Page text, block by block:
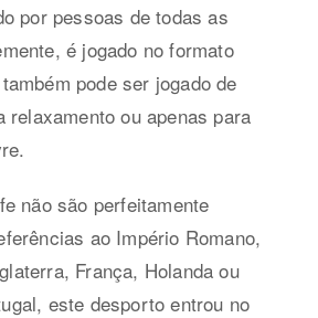
por pessoas de todas as
é jogado no formato
pode ser jogado de
relaxamento ou apenas para
não são perfeitamente
ao Império Romano,
França, Holanda ou
este desporto entrou no